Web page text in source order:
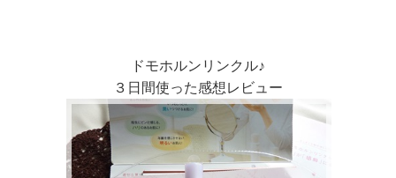
ドモホルンリンクル♪
３日間使った感想レビュー